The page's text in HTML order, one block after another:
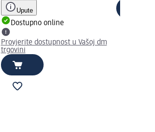
Upute
Dostupno online
Provjerite dostupnost u Vašoj dm
trgovini